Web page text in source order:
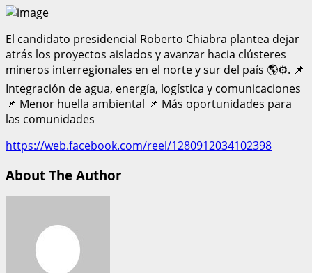
El candidato presidencial Roberto Chiabra plantea dejar
atrás los proyectos aislados y avanzar hacia clústeres
mineros interregionales en el norte y sur del país 🌎⚙️. 📌
Integración de agua, energía, logística y comunicaciones
📌 Menor huella ambiental 📌 Más oportunidades para
las comunidades
https://web.facebook.com/reel/1280912034102398
About The Author